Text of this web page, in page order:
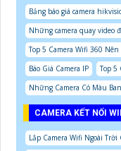
Bảng báo giá camera
Những camera quay video
Top 5 Camera Wifi 360 Nên
Báo Giá Camera IP
Top 5
Những Camera Có Màu
CAMERA KẾT NỐI
Lắp Camera Wifi Ngoài Trời